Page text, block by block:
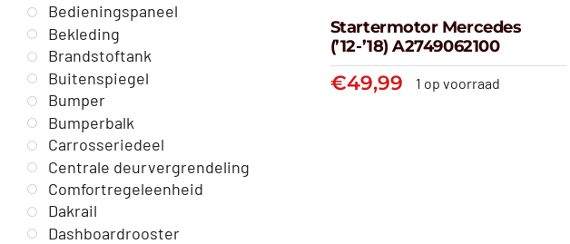
Bedieningspaneel
Bekleding
Brandstoftank
Buitenspiegel
Bumper
Bumperbalk
Carrosseriedeel
Centrale deurvergrendeling
Comfortregeleenheid
Dakrail
Dashboardrooster
Startermotor Mercedes
(’12-’18) a2749062100
Startermotor Mercedes
(’12-’18) A2749062100
€49,99 1 op voorraad